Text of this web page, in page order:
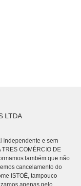
LTDA
independente e sem
COMÉRCIO DE
também que não
cancelamento do
ISTOÉ, tampouco
apenas pelo